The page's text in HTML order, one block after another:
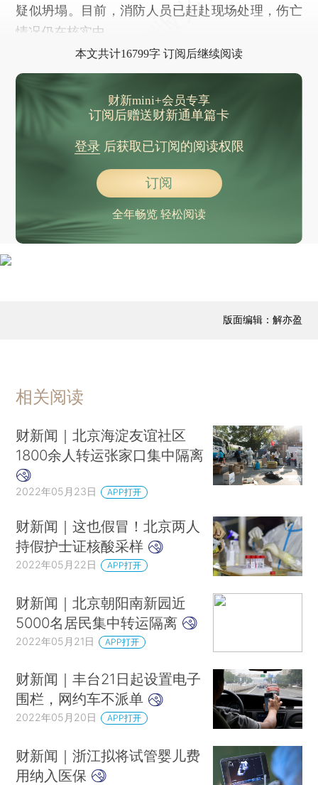
疑似坍塌。目前，消防人员已赶赴现场处理，伤亡
情况仍在核实中。
本文共计16799字 订阅后继续阅读
财新mini+会员专享
订阅后赠送财新通单篇卡
登录后获取已订阅的阅读权限
订阅
全年畅览 轻松阅读
版面编辑：解亦盈
相关阅读
财新闻｜北京海淀友谊社区
1800余人转运张家口集中隔离
2022年05月23日 APP打开
财新闻｜这也假冒！北京两人
持假护士证核酸采样
2022年05月22日 APP打开
财新闻｜北京朝阳南新园近
5000名居民集中转运隔离
2022年05月21日 APP打开
财新闻｜丰台21日起设置电子
围栏，网约车不派单
2022年05月20日 APP打开
财新闻｜浙江拟将试管婴儿费
用纳入医保